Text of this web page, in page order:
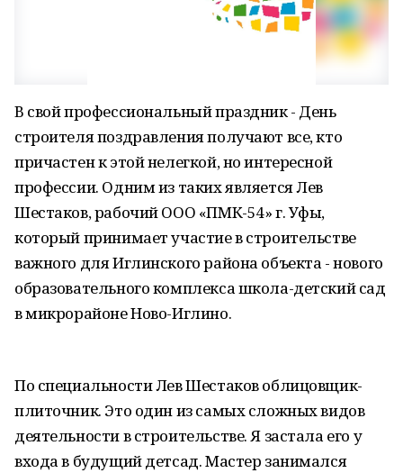
В свой профессиональный праздник - День
строителя поздравления получают все, кто
причастен к этой нелегкой, но интересной
профессии. Одним из таких является Лев
Шестаков, рабочий ООО «ПМК-54» г. Уфы,
который принимает участие в строительстве
важного для Иглинского района объекта - нового
образовательного комплекса школа-детский сад
в микрорайоне Ново-Иглино.
По специальности Лев Шестаков облицовщик-
плиточник. Это один из самых сложных видов
деятельности в строительстве. Я застала его у
входа в будущий детсад. Мастер занимался